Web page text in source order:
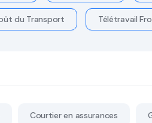
du Transport Télétravail
Courtier en assurances